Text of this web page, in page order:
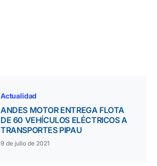
Actualidad
ANDES MOTOR ENTREGA FLOTA
DE 60 VEHÍCULOS ELÉCTRICOS A
TRANSPORTES PIPAU
9 de julio de 2021